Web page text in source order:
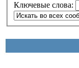
Ключевые слова: